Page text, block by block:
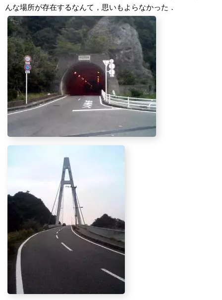
んな場所が存在するなんて，思いもよらなかった．